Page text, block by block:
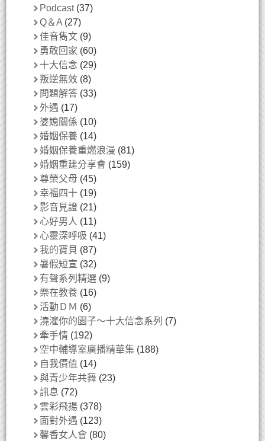
Podcast(37)
Q＆A (27)
佳音雋文 (9)
勇敢回家 (60)
十大信念 (29)
叛逆無效 (8)
問題解答 (33)
外遇 (17)
婆媳關係 (10)
婚姻保養 (14)
婚姻保養重燃浪漫 (81)
婚姻重建分享會 (159)
尊榮父母 (45)
幸福四十 (19)
影音見證 (21)
心好男人 (11)
心靈深呼吸 (41)
我的寶貝 (87)
暑假短宣 (32)
有聲系列精選 (9)
樂在教養 (16)
活動ＤＭ (6)
澆灌你的園子～十大信念系列 (7)
牽手情 (192)
空中輔導室廣播精華集 (188)
自我價值 (14)
與青少年共舞 (23)
訊息 (72)
雲彩飛揚 (378)
面對外遇 (123)
馨香女人會 (80)